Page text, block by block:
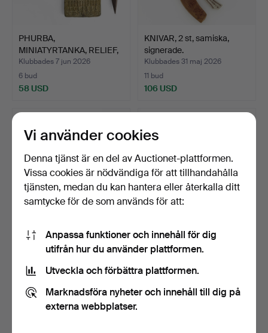
PHURBA,
MINIATYRTANKA, RELIEF,
järn samt k…
Klubbades 7 jun 2026
6 bud
58 USD
KNIVAR, 2 st, samiska,
signerade.
Klubbades 31 maj 2026
11 bud
106 USD
DANSMASK, Yoruba,
Nigeria, "Gelede", 1900-…
1 bud
32 USD
SMÅSKULPTURER/FETISC
HER, Afrika, Senufo, E…
1 bud
64 USD
Vi använder cookies
Denna tjänst är en del av Auctionet-plattformen.
Vissa cookies är nödvändiga för att tillhandahålla
tjänsten, medan du kan hantera eller återkalla ditt
samtycke för de som används för att:
Anpassa funktioner och innehåll för dig
utifrån hur du använder plattformen.
Utveckla och förbättra plattformen.
Marknadsföra nyheter och innehåll till dig på
externa webbplatser.